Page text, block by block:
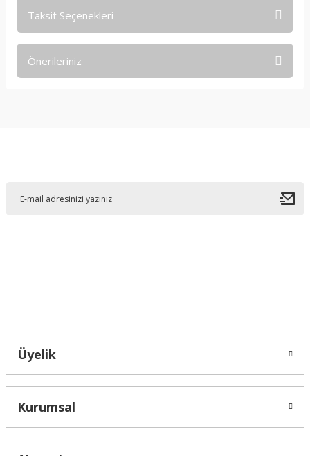
Taksit Seçenekleri
Önerileriniz
Üyelik
Kurumsal